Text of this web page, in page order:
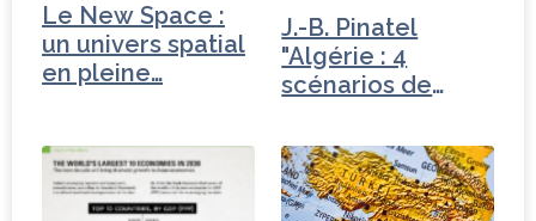
Le New Space :
un univers spatial
en pleine…
J.-B. Pinatel
"Algérie : 4
scénarios de